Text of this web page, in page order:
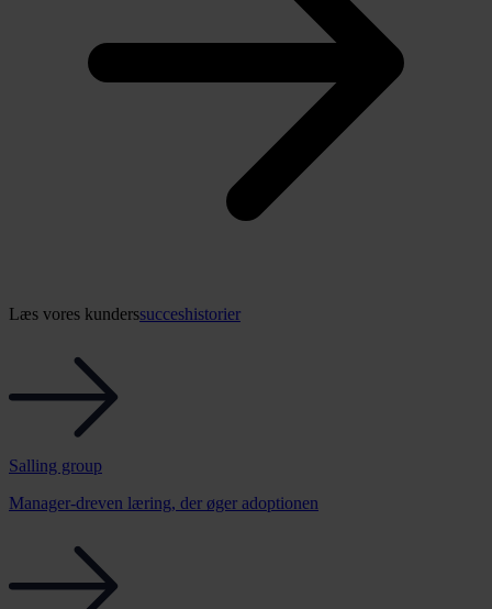
Læs vores kunderssucceshistorier
Salling group
Manager-dreven læring, der øger adoptionen